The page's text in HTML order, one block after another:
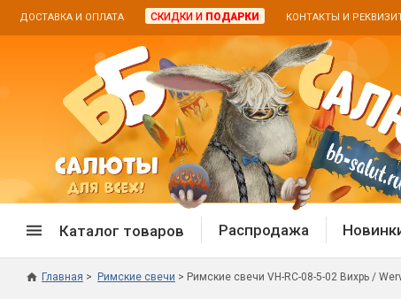
ДОСТАВКА И ОПЛАТА СКИДКИ И ПОДАРКИ КОНТАКТЫ И
Каталог товаров Распродажа
Главная Римские свечи Римские свечи VH-RC-08-5-02 Вихрь /